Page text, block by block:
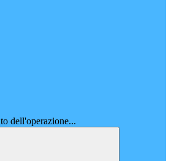
dell'operazione...